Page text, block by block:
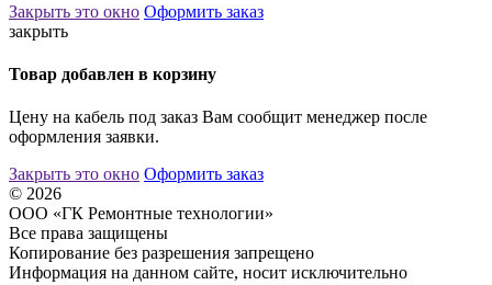
Закрыть это окно Оформить заказ
закрыть
Товар добавлен в корзину
Цену на кабель под заказ Вам сообщит менеджер после
оформления заявки.
Закрыть это окно Оформить заказ
© 2026
ООО «ГК Ремонтные технологии»
Все права защищены
Копирование без разрешения запрещено
Информация на данном сайте, носит исключительно